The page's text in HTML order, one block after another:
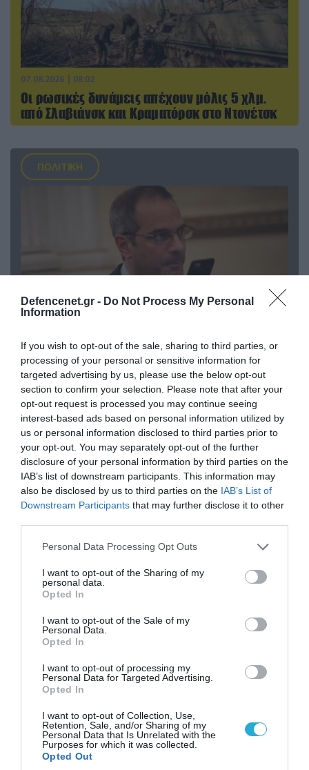
Defencenet.gr - Do Not Process My Personal
Information
If you wish to opt-out of the sale, sharing to third parties, or
processing of your personal or sensitive information for
targeted advertising by us, please use the below opt-out
section to confirm your selection. Please note that after your
opt-out request is processed you may continue seeing
interest-based ads based on personal information utilized by
us or personal information disclosed to third parties prior to
your opt-out. You may separately opt-out of the further
disclosure of your personal information by third parties on the
IAB’s list of downstream participants. This information may
also be disclosed by us to third parties on the IAB’s List of
Downstream Participants that may further disclose it to other
Please note that this website/app uses one or more Google
not limited to your visit or usage behaviour. You may click to
grant or deny consent to Google and its third-party tags to
use your data for below specified purposes in below Google
consent section.
Personal Data Processing Opt Outs
I want to opt-out of the Sharing of my
personal data.
Opted In
I want to opt-out of the Sale of my
Personal Data.
Opted In
I want to opt-out of processing my
Personal Data for Targeted Advertising.
Opted In
I want to opt-out of Collection, Use,
Retention, Sale, and/or Sharing of my
Personal Data that Is Unrelated with the
Purposes for which it was collected.
Opted Out
07.08.2026 | 08:02
Οι ρωσικές δυνάμεις απέχουν μόλις 5 χλμ.
από Σλαβιάνσκ και Κραματόρσκ στο Ντονέτσκ
ΠΟΛΙΤΙΚΗ
07.08.2026 | 20:02
Ο Γιάννης Αλαφούζος «τέλειωσε» τον
Κωνσταντίνο Ζούλα από τον ΣΚΑΪ – Ο λόγος της
απομάκρυνσής του
06.08.2026 | 14:02
«Επιχείρηση ελεύθερα πεζοδρόμια» στην
Αθήνα: Απομακρύνθηκαν παράνομα
αντικείμενα από κοινόχρηστους χώρους